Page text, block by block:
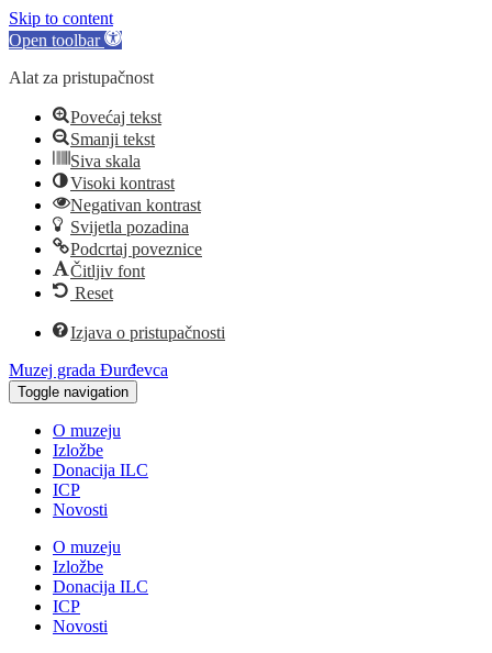
Skip to content
Open toolbar
Alat za pristupačnost
Povećaj tekst
Smanji tekst
Siva skala
Visoki kontrast
Negativan kontrast
Svijetla pozadina
Podcrtaj poveznice
Čitljiv font
Reset
Izjava o pristupačnosti
Muzej grada Đurđevca
Toggle navigation
O muzeju
Izložbe
Donacija ILC
ICP
Novosti
O muzeju
Izložbe
Donacija ILC
ICP
Novosti